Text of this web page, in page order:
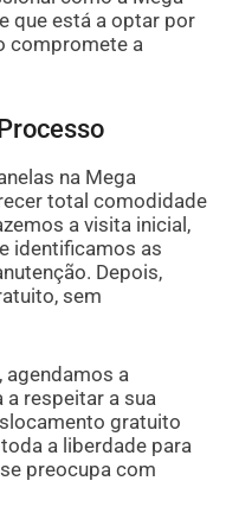
que está a optar por
compromete a
na Mega
total comodidade
a visita inicial,
identificamos as
Depois,
sem
agendamos a
respeitar a sua
gratuito
a liberdade para
preocupa com